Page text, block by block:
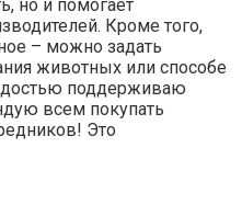
но и помогает
Кроме того,
– можно задать
животных или способе
поддерживаю
всем покупать
Это